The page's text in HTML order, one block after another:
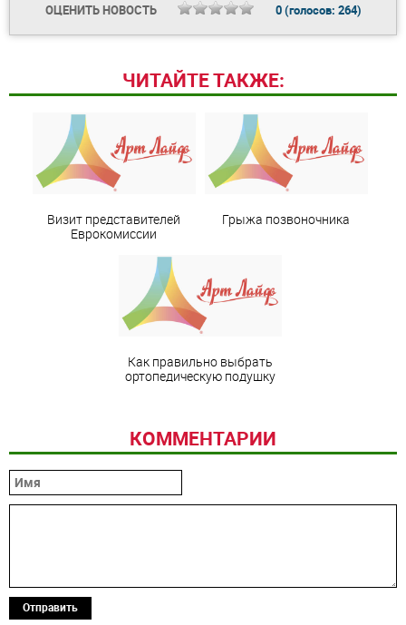
ОЦЕНИТЬ НОВОСТЬ 0(голосов: 264)
ЧИТАЙТЕ ТАКЖЕ:
Визит представителей
Еврокомиссии
Грыжа позвоночника
Как правильно выбрать
ортопедическую подушку
КОММЕНТАРИИ
Отправить